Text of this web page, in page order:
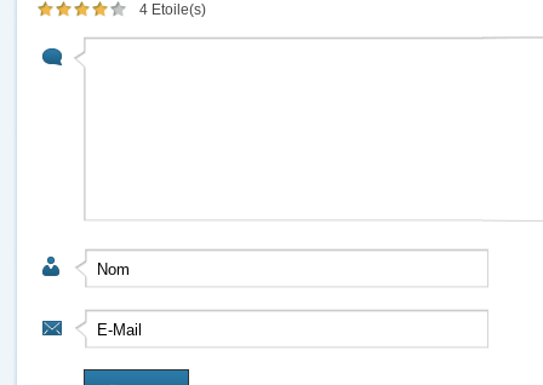
4 Etoile(s)